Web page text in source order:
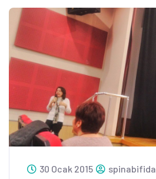
30 Ocak 2015
spinabifida